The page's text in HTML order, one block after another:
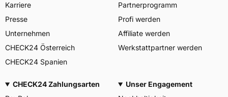
Karriere
Presse
Unternehmen
CHECK24 Österreich
CHECK24 Spanien
Partnerprogramm
Profi werden
Affiliate werden
Werkstattpartner werden
CHECK24 Zahlungsarten
Unser Engagement